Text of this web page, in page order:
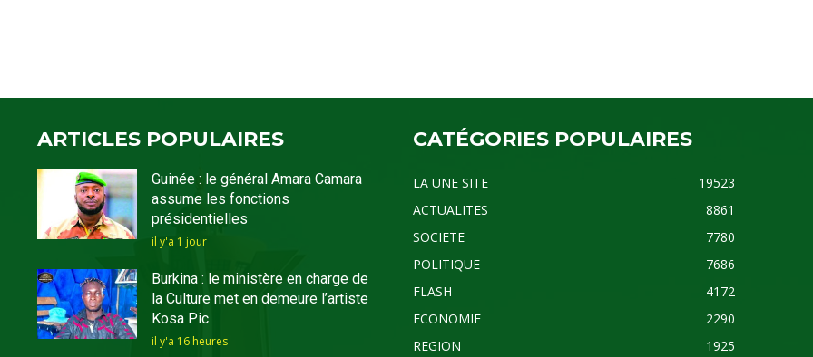
ARTICLES POPULAIRES
Guinée : le général Amara Camara
assume les fonctions
présidentielles
il y'a 1 jour
Burkina : le ministère en charge de
la Culture met en demeure l’artiste
Kosa Pic
il y'a 16 heures
CATÉGORIES POPULAIRES
LA UNE SITE
19523
ACTUALITES
8861
SOCIETE
7780
POLITIQUE
7686
FLASH
4172
ECONOMIE
2290
REGION
1925